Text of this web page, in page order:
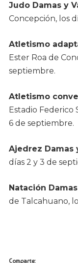
Judo Damas y
Concepción, los
Atletismo
Ester Roa de
septiembre.
Atletismo
Estadio Federico
6 de septiembre.
Ajedrez Damas
días 2 y 3 de
Natación
de Talcahuano,
Comparte: